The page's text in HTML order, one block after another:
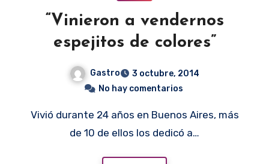
“Vinieron a vendernos
espejitos de colores”
Gastro
3 octubre, 2014
No hay comentarios
Vivió durante 24 años en Buenos Aires, más
de 10 de ellos los dedicó a…